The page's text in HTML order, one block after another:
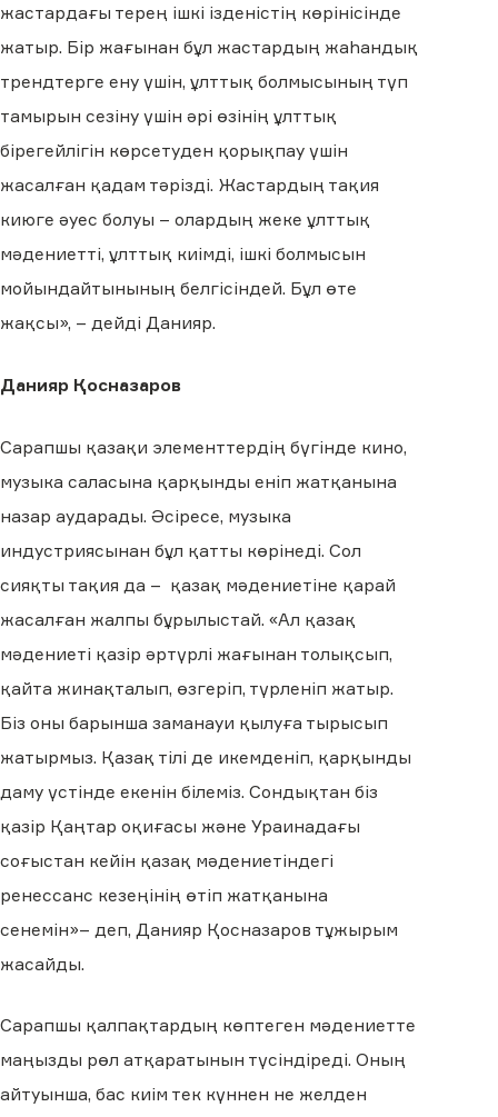
жастардағы терең ішкі ізденістің көрінісінде
жатыр. Бір жағынан бұл жастардың жаһандық
трендтерге ену үшін, ұлттық болмысының түп
тамырын сезіну үшін әрі өзінің ұлттық
бірегейлігін көрсетуден қорықпау үшін
жасалған қадам тәрізді. Жастардың тақия
киюге әуес болуы – олардың жеке ұлттық
мәдениетті, ұлттық киімді, ішкі болмысын
мойындайтынының белгісіндей. Бұл өте
жақсы», – дейді Данияр.
Данияр Қосназаров
Сарапшы қазақи элементтердің бүгінде кино,
музыка саласына қарқынды еніп жатқанына
назар аударады. Әсіресе, музыка
индустриясынан бұл қатты көрінеді. Сол
сияқты тақия да – қазақ мәдениетіне қарай
жасалған жалпы бұрылыстай. «Ал қазақ
мәдениеті қазір әртүрлі жағынан толықсып,
қайта жинақталып, өзгеріп, түрленіп жатыр.
Біз оны барынша заманауи қылуға тырысып
жатырмыз. Қазақ тілі де икемденіп, қарқынды
даму үстінде екенін білеміз. Сондықтан біз
қазір Қаңтар оқиғасы және Ураинадағы
соғыстан кейін қазақ мәдениетіндегі
ренессанс кезеңінің өтіп жатқанына
сенемін»– деп, Данияр Қосназаров тұжырым
жасайды.
Сарапшы қалпақтардың көптеген мәдениетте
маңызды рөл атқаратынын түсіндіреді. Оның
айтуынша, бас киім тек күннен не желден